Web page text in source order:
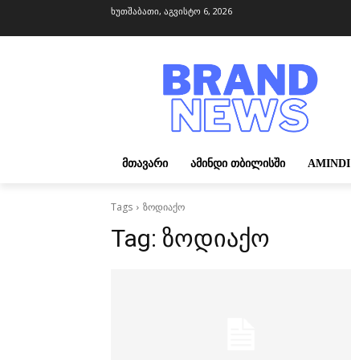
ხუთშაბათი, აგვისტო 6, 2026
ᲛᲗᲐᲕᲐᲠᲘ ᲐᲛᲘᲜᲓᲘ ᲗᲑᲘᲚᲘᲡᲨᲘ AMINDI
Tags ზოდიაქო
Tag: ზოდიაქო